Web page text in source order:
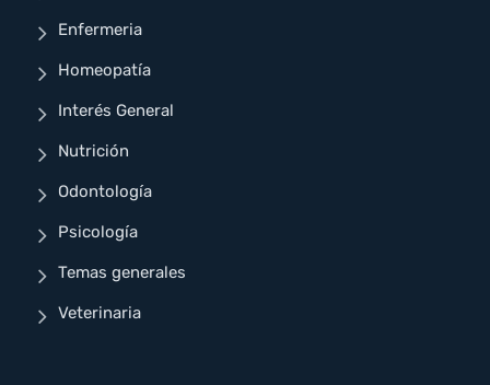
Enfermeria
Homeopatía
Interés General
Nutrición
Odontología
Psicología
Temas generales
Veterinaria